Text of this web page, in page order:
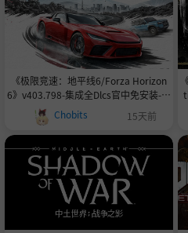
《极限竞速：地平线6/Forza Horizon
6》v403.798-集成全Dlcs官中免安装-简
中|付赠最新614辆车存档155.8GB
Chobits 15天前